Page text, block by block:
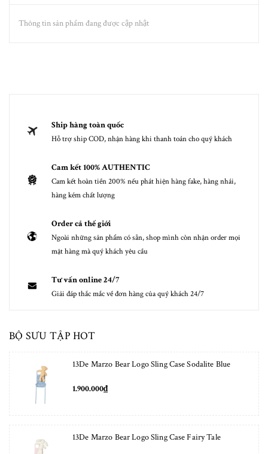
Thông tin sản phẩm đang được cập nhật
Ship hàng toàn quốc
Hỗ trợ ship COD, nhận hàng khi thanh toán cho quý khách
Cam kết 100% AUTHENTIC
Cam kết hoàn tiền 200% nếu phát hiện hàng fake, hàng nhái,
hàng kém chất lượng
Order cả thế giới
Ngoài những sản phẩm có sẵn, shop mình còn nhận order mọi
mặt hàng mà quý khách yêu cầu
Tư vấn online 24/7
Giải đáp thắc mắc về đơn hàng của quý khách 24/7
BỘ SƯU TẬP HOT
13De Marzo Bear Logo Sling Case Sodalite Blue
1.900.000₫
13De Marzo Bear Logo Sling Case Fairy Tale